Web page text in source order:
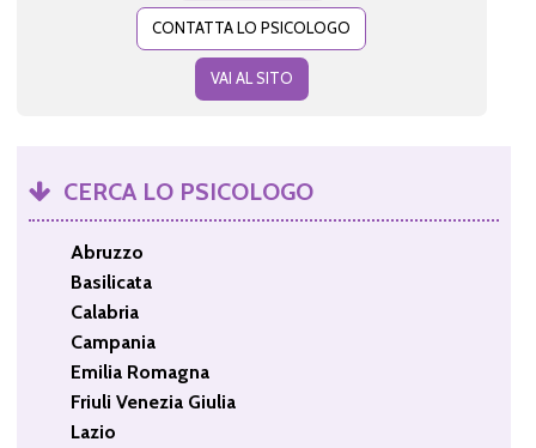
CONTATTA LO PSICOLOGO
VAI AL SITO
CERCA LO PSICOLOGO
Abruzzo
Basilicata
Calabria
Campania
Emilia Romagna
Friuli Venezia Giulia
Lazio